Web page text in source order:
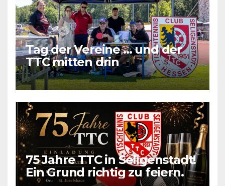
Tag der Vereine … und der
TTC mitten drin
75 Jahre TTC in Seligenstadt!
Ein Grund richtig zu feiern.